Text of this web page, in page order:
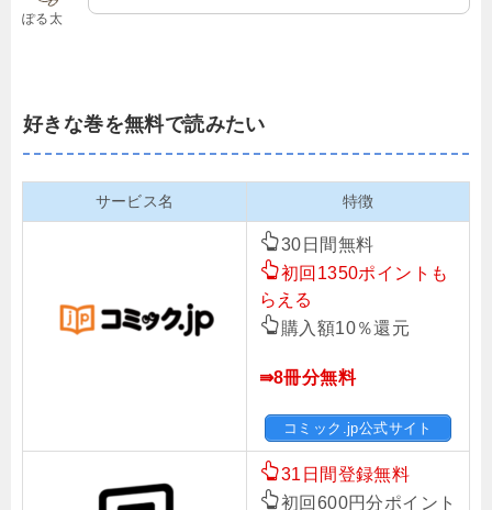
ぽる太
好きな巻を無料で読みたい
サービス名 特徴
30日間無料
初回1350ポイントも
らえる
購入額10％還元
⇛8冊分無料
コミック.jp公式サイト
31日間登録無料
初回600円分ポイント